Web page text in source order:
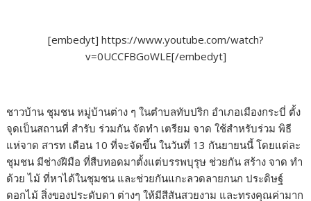
[embedyt] https://www.youtube.com/watch?
v=0UCCFBGoWLE[/embedyt]
ชาวบ้าน ชุมชน หมู่บ้านต่าง ๆ ในตำบลทับปริก อำเภอเมืองกระบี่ ตั้ง
จุดเป็นสถานที่ สำรับ ร่วมกัน จัดทำ เตรียม จาด ใช้สำหรับร่วม พิธี
แห่จาด สารท เดือน 10 ที่จะจัดขึ้น ในวันที่ 13 กันยายนนี้ โดยแต่ละ
ชุมชน มีช่างฝีมือ ที่สืบทอดมาตั้งแต่บรรพบุรุษ ช่วยกัน สร้าง จาด ทำ
ด้วย ไม้ ที่หาได้ในชุมชน และช่วยกันแกะลวดลายกนก ประดิษฐ์
ดอกไม้ สิ่งของประดับดา ต่างๆ ให้มีสีสันสวยงาม และทรงคุณค่ามาก